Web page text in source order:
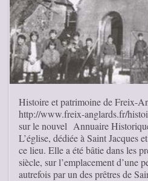
Histoire et patrimoine de Freix-
http://www.freix-anglards.fr/
sur le nouvel Annuaire
L’église, dédiée à Saint Jacques
ce lieu. Elle a été bâtie dans les
siècle, sur l’emplacement d’une
autrefois par un des prêtres de